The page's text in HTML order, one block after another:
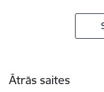
Ātrās saites